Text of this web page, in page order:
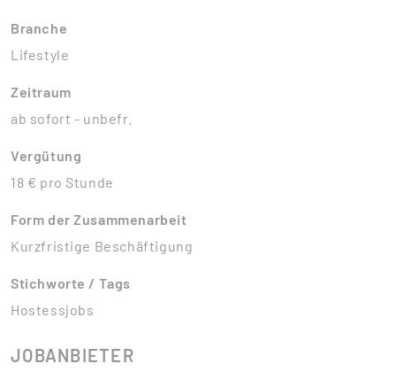
Branche
Lifestyle
Zeitraum
ab sofort - unbefr.
Vergütung
18 € pro Stunde
Form der Zusammenarbeit
Kurzfristige Beschäftigung
Stichworte / Tags
Hostessjobs
JOBANBIETER